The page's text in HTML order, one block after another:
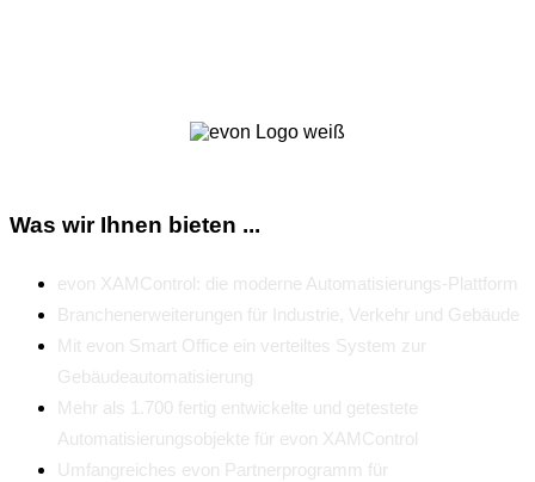
Was wir Ihnen bieten ...
evon XAMControl: die moderne Automatisierungs-Plattform
Branchenerweiterungen für Industrie, Verkehr und Gebäude
Mit evon Smart Office ein verteiltes System zur
Gebäudeautomatisierung
Mehr als 1.700 fertig entwickelte und getestete
Automatisierungsobjekte für evon XAMControl
Umfangreiches evon Partnerprogramm für